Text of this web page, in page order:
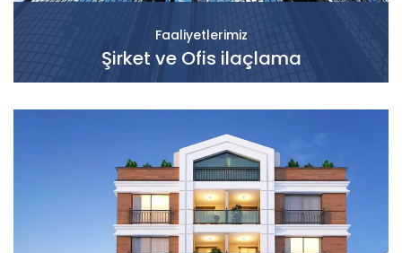
Faaliyetlerimiz
Şirket ve Ofis ilaçlama